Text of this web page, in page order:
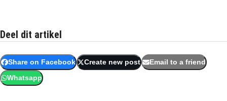
Deel dit artikel
Share on Facebook Create new post Email to a friend
Whatsapp